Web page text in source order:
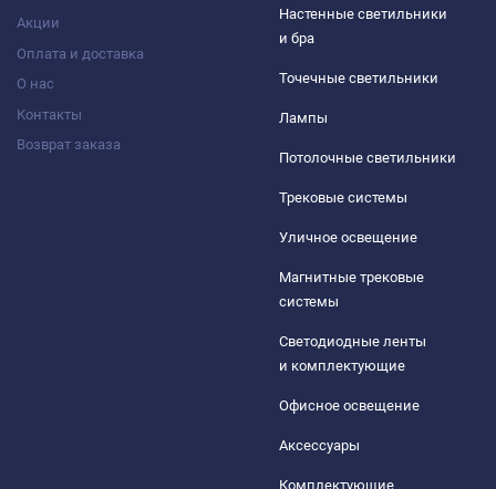
Акции
Оплата и доставка
О нас
Контакты
Возврат заказа
Настенные светильники
и бра
Точечные светильники
Лампы
Потолочные светильники
Трековые системы
Уличное освещение
Магнитные трековые
системы
Светодиодные ленты
и комплектующие
Офисное освещение
Аксессуары
Комплектующие